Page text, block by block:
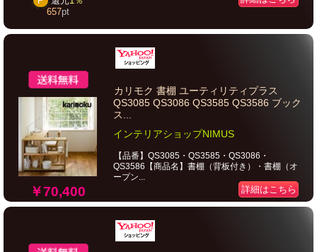
657pt
￥70,400
カリモク 書棚 ユーティリティプラス
QS3085 QS3086 QS3585 QS3586 ブック
ス...
インテリアショップNIMUS
【品番】QS3085・QS3585・QS3086・
QS3586【商品名】書棚（背板付き）・書棚（オ
ープン...
詳細はこちら